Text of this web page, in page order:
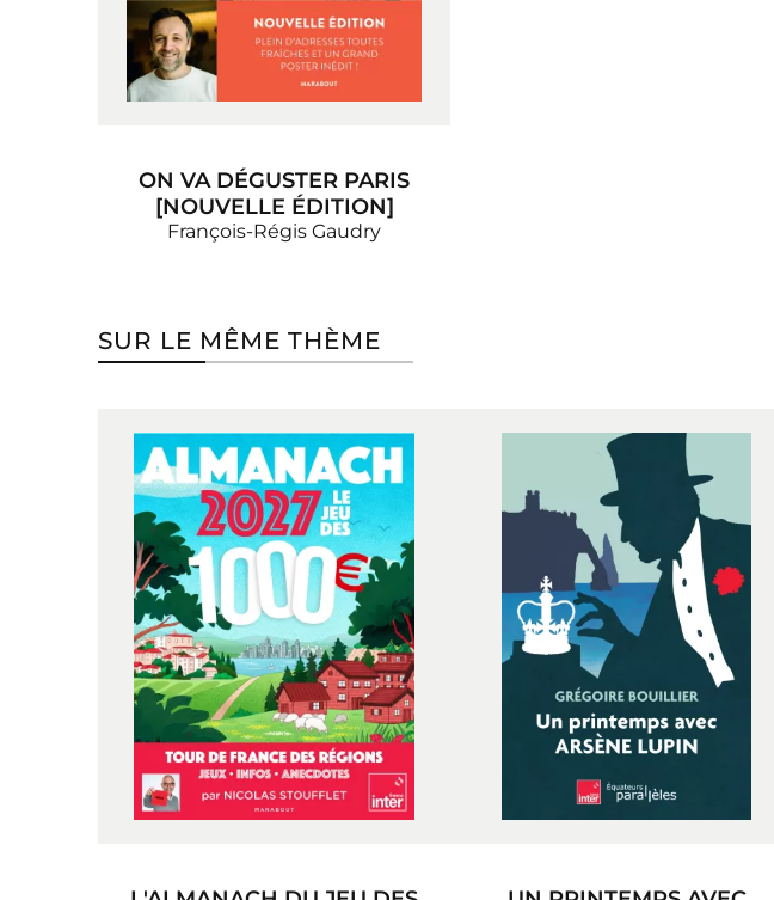
ON VA DÉGUSTER PARIS
[NOUVELLE ÉDITION]
François-Régis Gaudry
SUR LE MÊME THÈME